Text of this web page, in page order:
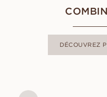
DÉCOUVREZ